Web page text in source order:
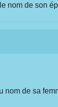
nom de son
nom de sa